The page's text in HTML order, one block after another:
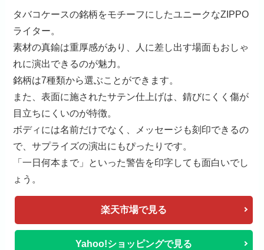
タバコケースの銘柄をモチーフにしたユニークなZIPPO
ライター。
素材の真鍮は重厚感があり、人に差し出す場面もおしゃ
れに演出できるのが魅力。
銘柄は7種類から選ぶことができます。
また、表面に施されたサテン仕上げは、錆びにくく傷が
目立ちにくいのが特徴。
ボディには名前だけでなく、メッセージも刻印できるの
で、サプライズの演出にもぴったりです。
「一日何本まで」といった警告を印字しても面白いでし
ょう。
楽天市場で見る
Yahoo!ショッピングで見る